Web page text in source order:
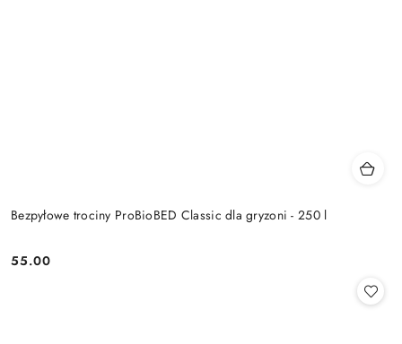
Bezpyłowe trociny ProBioBED Classic dla gryzoni - 250 l
Cena:
55.00